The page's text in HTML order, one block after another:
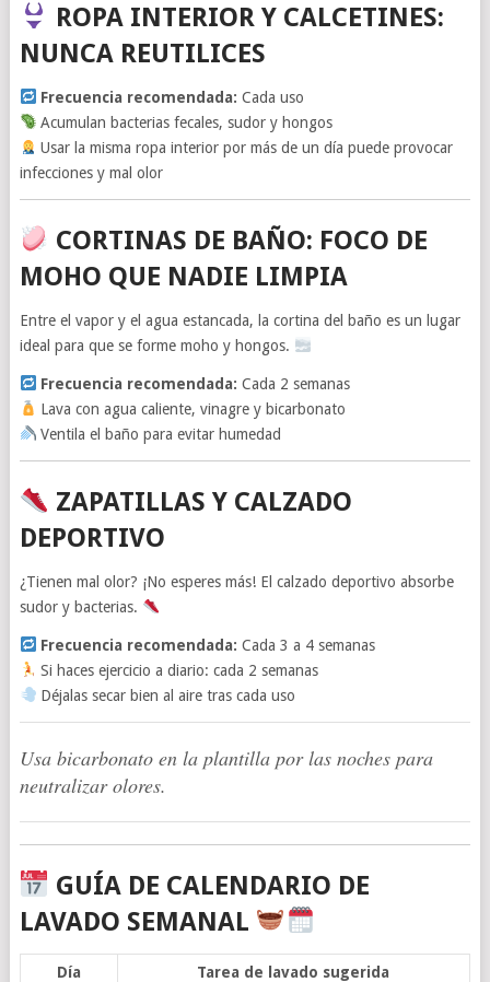
ROPA INTERIOR Y CALCETINES:
NUNCA REUTILICES
Frecuencia recomendada: Cada uso
Acumulan bacterias fecales, sudor y hongos
Usar la misma ropa interior por más de un día puede provocar
infecciones y mal olor
CORTINAS DE BAÑO: FOCO DE
MOHO QUE NADIE LIMPIA
Entre el vapor y el agua estancada, la cortina del baño es un lugar
ideal para que se forme moho y hongos.
Frecuencia recomendada: Cada 2 semanas
Lava con agua caliente, vinagre y bicarbonato
Ventila el baño para evitar humedad
ZAPATILLAS Y CALZADO
DEPORTIVO
¿Tienen mal olor? ¡No esperes más! El calzado deportivo absorbe
sudor y bacterias.
Frecuencia recomendada: Cada 3 a 4 semanas
Si haces ejercicio a diario: cada 2 semanas
Déjalas secar bien al aire tras cada uso
Usa bicarbonato en la plantilla por las noches para
neutralizar olores.
GUÍA DE CALENDARIO DE
LAVADO SEMANAL
Día Tarea de lavado sugerida